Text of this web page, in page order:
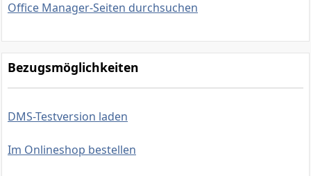
Office Manager-Seiten durchsuchen
Bezugsmöglichkeiten
DMS-Testversion laden
Im Onlineshop bestellen